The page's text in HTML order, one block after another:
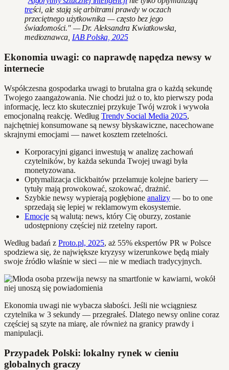
treści, ale stają się arbitrami prawdy w oczach
przeciętnego użytkownika — często bez jego
świadomości." — Dr. Aleksandra Kwiatkowska,
medioznawca, IAB Polska, 2025
Ekonomia uwagi: co naprawdę napędza newsy w
internecie
Współczesna gospodarka uwagi to brutalna gra o każdą sekundę
Twojego zaangażowania. Nie chodzi już o to, kto pierwszy poda
informację, lecz kto skuteczniej przykuje Twój wzrok i wywoła
emocjonalną reakcję. Według Trendy Social Media 2025,
najchętniej konsumowane są newsy błyskawiczne, nacechowane
skrajnymi emocjami — nawet kosztem rzetelności.
Korporacyjni giganci inwestują w analizę zachowań
czytelników, by każda sekunda Twojej uwagi była
monetyzowana.
Optymalizacja clickbaitów przełamuje kolejne bariery —
tytuły mają prowokować, szokować, drażnić.
Szybkie newsy wypierają pogłębione analizy — bo to one
sprzedają się lepiej w reklamowym ekosystemie.
Emocje są walutą: news, który Cię oburzy, zostanie
udostępniony częściej niż rzetelny raport.
Według badań z Proto.pl, 2025, aż 55% ekspertów PR w Polsce
spodziewa się, że największe kryzysy wizerunkowe będą miały
swoje źródło właśnie w sieci — nie w mediach tradycyjnych.
Ekonomia uwagi nie wybacza słabości. Jeśli nie wciągniesz
czytelnika w 3 sekundy — przegrałeś. Dlatego newsy online coraz
częściej są szyte na miarę, ale również na granicy prawdy i
manipulacji.
Przypadek Polski: lokalny rynek w cieniu
globalnych graczy